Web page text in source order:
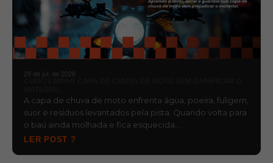
29 de jul. de 2026
A capa de chuva de moto enfrenta água, poeira, fuligem,
suor e resíduos levantados pela pista. Quando volta para
o baú ainda molhada e fica esquecida,…
LER POST ?